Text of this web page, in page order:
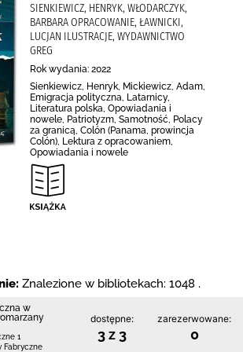
SIENKIEWICZ, HENRYK, WŁODARCZYK,
BARBARA OPRACOWANIE, ŁAWNICKI,
LUCJAN ILUSTRACJE, WYDAWNICTWO
GREG
Rok wydania: 2022
Sienkiewicz, Henryk, Mickiewicz, Adam,
Emigracja polityczna, Latarnicy,
Literatura polska, Opowiadania i
nowele, Patriotyzm, Samotność, Polacy
za granicą, Colón (Panama, prowincja
Colón), Lektura z opracowaniem,
Opowiadania i nowele
Znalezione w bibliotekach: 1048 .
w
1
Fabryczne
dostępne:
3 z 3
zarezerwowane:
0